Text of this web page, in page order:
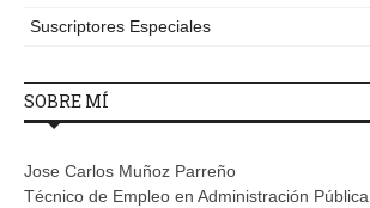
Suscriptores Especiales
SOBRE MÍ
Jose Carlos Muñoz Parreño
Técnico de Empleo en Administración